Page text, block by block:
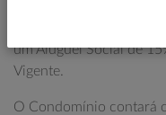
Os beneficiários terão
um Aluguel Social de
Vigente.
O Condomínio contará